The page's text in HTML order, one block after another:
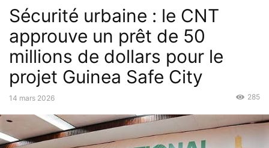
Sécurité urbaine : le CNT
approuve un prêt de 50
millions de dollars pour le
projet Guinea Safe City
14 mars 2026 285